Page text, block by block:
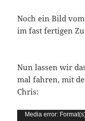
Noch ein Bild
im fast fertigen
Nun lassen wir
mal fahren, mit
Chris:
Video-
Media error: